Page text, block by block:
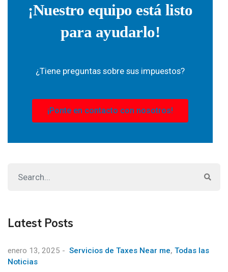
¡Nuestro equipo está listo
para ayudarlo!
¿Tiene preguntas sobre sus impuestos?
¡Ponte en contacto con nosotros!
Latest Posts
enero 13, 2025 - Servicios de Taxes Near me, Todas las
Noticias